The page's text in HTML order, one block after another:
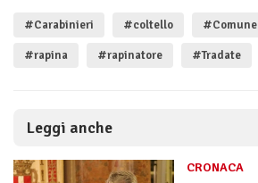
#Carabinieri #coltello #Comune
#rapina #rapinatore #Tradate
Leggi anche
CRONACA